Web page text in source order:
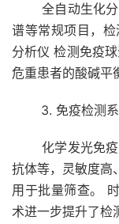
全自动生化分
谱等常规项目，
分析仪 检测免疫
危重患者的酸碱平
3. 免疫检测系
化学发光免疫
抗体等，灵敏度高
用于批量筛查。
术进一步提升了检